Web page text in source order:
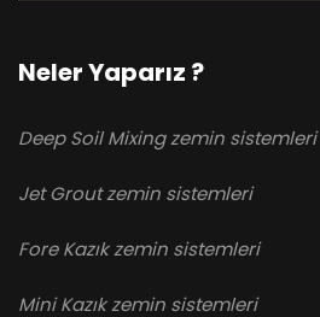
Neler Yaparız ?
Deep Soil Mixing zemin sistemleri
Jet Grout zemin sistemleri
Fore Kazık zemin sistemleri
Mini Kazık zemin sistemleri